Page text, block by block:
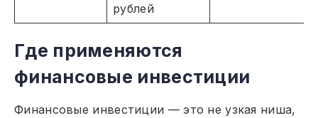
рублей
Где применяются
финансовые инвестиции
Финансовые инвестиции — это не узкая ниша,